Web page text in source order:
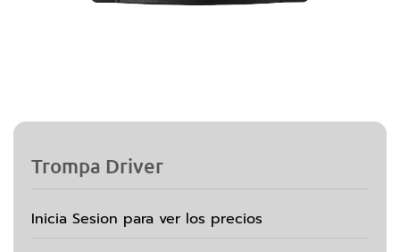
Trompa Driver
Inicia Sesion para ver los precios